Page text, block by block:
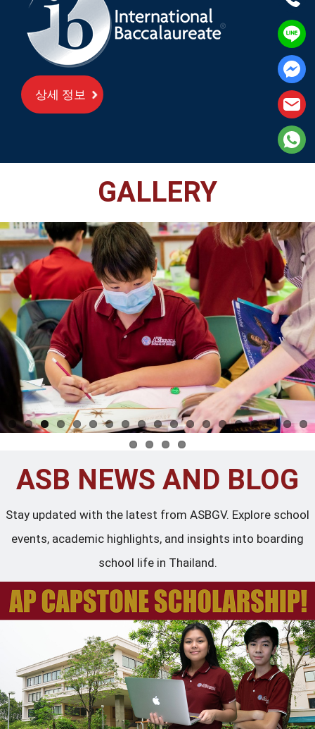
상세 정보
GALLERY
ASB NEWS AND BLOG
Stay updated with the latest from ASBGV. Explore school
events, academic highlights, and insights into boarding
school life in Thailand.